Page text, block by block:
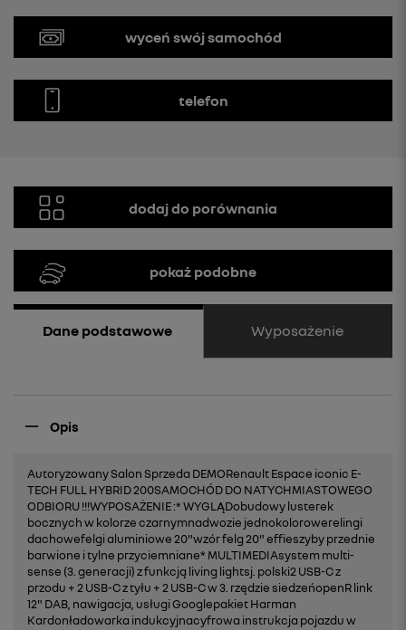
wyceń swój samochód
telefon
dodaj do porównania
pokaż podobne
Dane podstawowe Wyposażenie
Opis
Autoryzowany Salon Sprzeda DEMORenault Espace iconic E-
TECH FULL HYBRID 200SAMOCHÓD DO NATYCHMIASTOWEGO
ODBIORU !!!WYPOSAŻENIE :* WYGLĄDobudowy lusterek
bocznych w kolorze czarnymnadwozie jednokolorowerelingi
dachowefelgi aluminiowe 20"wzór felg 20" effieszyby przednie
barwione i tylne przyciemniane* MULTIMEDIAsystem multi-
sense (3. generacji) z funkcją living lightsj. polski2 USB-C z
przodu + 2 USB-C z tyłu + 2 USB-C w 3. rzędzie siedzeńopenR link
12" DAB, nawigacja, usługi Googlepakiet Harman
Kardonładowarka indukcyjnacyfrowa instrukcja pojazdu w